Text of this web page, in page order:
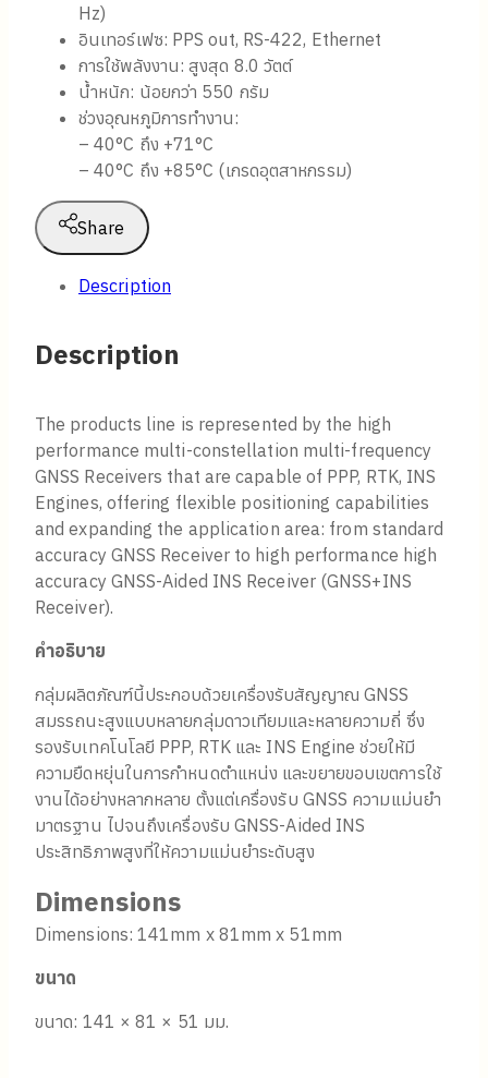
Hz)
อินเทอร์เฟซ: PPS out, RS-422, Ethernet
การใช้พลังงาน: สูงสุด 8.0 วัตต์
น้ำหนัก: น้อยกว่า 550 กรัม
ช่วงอุณหภูมิการทำงาน:
– 40°C ถึง +71°C
– 40°C ถึง +85°C (เกรดอุตสาหกรรม)
Share
Description
Description
The products line is represented by the high
performance multi-constellation multi-frequency
GNSS Receivers that are capable of PPP, RTK, INS
Engines, offering flexible positioning capabilities
and expanding the application area: from standard
accuracy GNSS Receiver to high performance high
accuracy GNSS-Aided INS Receiver (GNSS+INS
Receiver).
คำอธิบาย
กลุ่มผลิตภัณฑ์นี้ประกอบด้วยเครื่องรับสัญญาณ GNSS
สมรรถนะสูงแบบหลายกลุ่มดาวเทียมและหลายความถี่ ซึ่ง
รองรับเทคโนโลยี PPP, RTK และ INS Engine ช่วยให้มี
ความยืดหยุ่นในการกำหนดตำแหน่ง และขยายขอบเขตการใช้
งานได้อย่างหลากหลาย ตั้งแต่เครื่องรับ GNSS ความแม่นยำ
มาตรฐาน ไปจนถึงเครื่องรับ GNSS-Aided INS
ประสิทธิภาพสูงที่ให้ความแม่นยำระดับสูง
Dimensions
Dimensions: 141mm x 81mm x 51mm
ขนาด
ขนาด: 141 × 81 × 51 มม.